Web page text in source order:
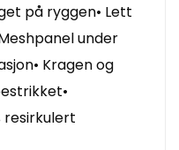
på ryggen• Lett
under
Kragen og
resirkulert